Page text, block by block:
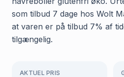
som tilbud 7 dage hos Wolt
at varen er på tilbud 7% af
tilgængelig.
AKTUEL PRIS